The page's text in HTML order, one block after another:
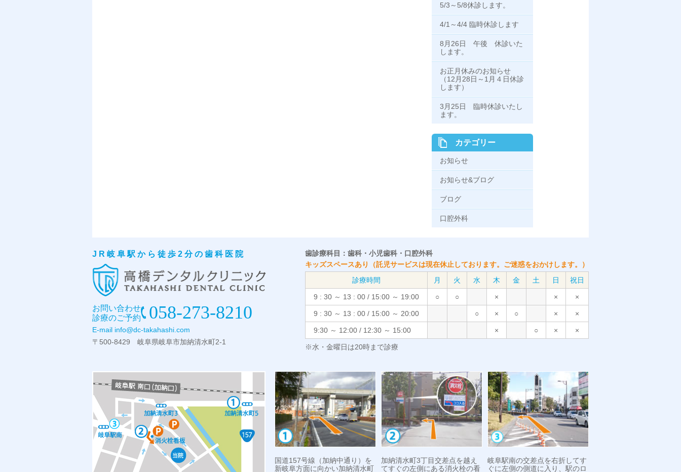
5/3～5/8休診します。
4/1～4/4 臨時休診します
8月26日 午後 休診いた
します。
お正月休みのお知らせ
（12月28日～1月４日休診
します）
3月25日 臨時休診いたし
ます。
カテゴリー
お知らせ
お知らせ&ブログ
ブログ
口腔外科
JR岐阜駅から徒歩2分の歯科医院
お問い合わせ
診療のご予約
058-273-8210
E-mail info@dc-takahashi.com
〒500-8429 岐阜県岐阜市加納清水町2-1
歯診療科目：歯科・小児歯科・口腔外科
キッズスペースあり（託児サービスは現在休止しております。ご迷惑をおかけします。）
診療時間
月 火 水 木 金 土 日 祝日
9 : 30 ～ 13 : 00 / 15:00 ～ 19:00 ○ ○ × × ×
9 : 30 ～ 13 : 00 / 15:00 ～ 20:00 ○ × ○ × ×
9:30 ～ 12:00 / 12:30 ～ 15:00 × ○ × ×
※水・金曜日は20時まで診療
国道157号線（加納中通り）を
新岐阜方面に向かい加納清水町
加納清水町3丁目交差点を越え
てすぐの左側にある消火栓の看
岐阜駅南の交差点を右折してす
ぐに左側の側道に入り、駅のロ